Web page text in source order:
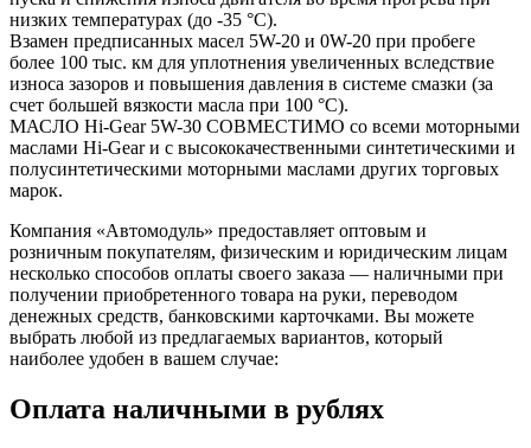
низких температурах (до -35 °С).
Взамен предписанных масел 5W-20 и 0W-20 при пробеге
более 100 тыс. км для уплотнения ‎увеличенных вследствие
износа зазоров и повышения давления в системе смазки (за
счет ‎большей вязкости масла при 100 °С).
МАСЛО Hi-Gear 5W-30 СОВМЕСТИМО со всеми моторными
маслами Hi-Gear и с ‎высококачественными синтетическими и
полусинтетическими моторными маслами других ‎торговых
марок.
Компания «Автомодуль» предоставляет оптовым и
розничным покупателям, физическим и юридическим лицам
несколько способов оплаты своего заказа — наличными при
получении приобретенного товара на руки, переводом
денежных средств, банковскими карточками. Вы можете
выбрать любой из предлагаемых вариантов, который
наиболее удобен в вашем случае:
Оплата наличными в рублях